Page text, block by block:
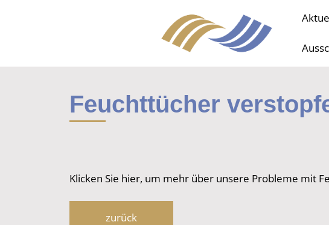
Feuchttücher
Klicken Sie hier, um mehr über unsere Probleme mit
zurück